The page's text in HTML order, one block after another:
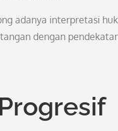
adanya interpretasi
dengan